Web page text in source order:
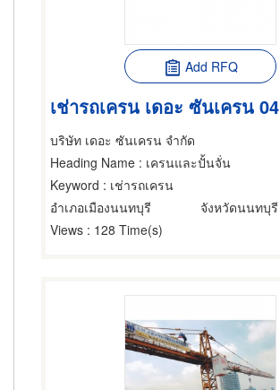
Add RFQ
เช่ารถเครน เดอะ ซันเครน 04
บริษัท เดอะ ซันเครน จำกัด
Heading Name : เครนและปั้นจั่น
Keyword : เช่ารถเครน
อำเภอเมืองนนทบุรี
จังหวัดนนทบุรี
Views : 128 Time(s)